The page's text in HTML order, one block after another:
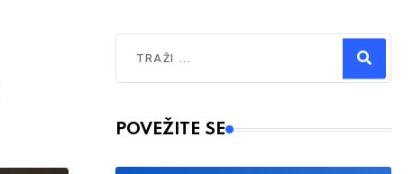
Type 2 or more characters for results.
POVEŽITE SE